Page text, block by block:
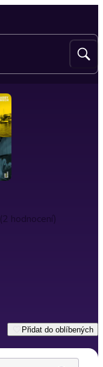
(2 hodnocení)
Přidat do oblíbených